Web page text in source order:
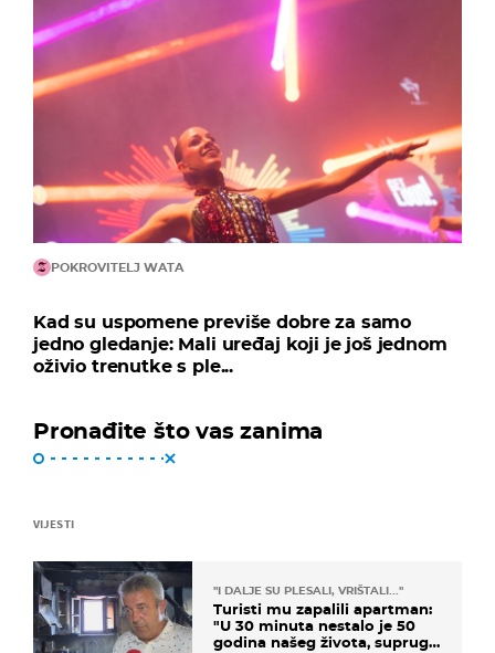
POKROVITELJ WATA
Kad su uspomene previše dobre za samo
jedno gledanje: Mali uređaj koji je još jednom
oživio trenutke s ple...
Pronađite što vas zanima
VIJESTI
"I DALJE SU PLESALI, VRIŠTALI..."
Turisti mu zapalili apartman:
"U 30 minuta nestalo je 50
godina našeg života, supruga